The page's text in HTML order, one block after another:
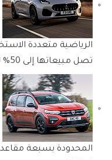
تصل مبيعاتها إلى 50% للنساء